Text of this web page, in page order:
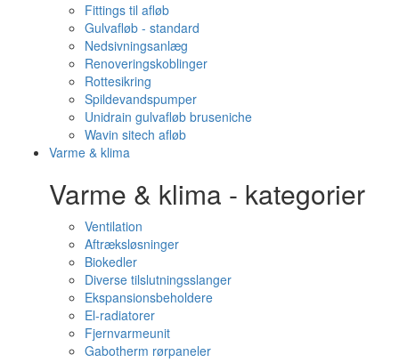
Fittings til afløb
Gulvafløb - standard
Nedsivningsanlæg
Renoveringskoblinger
Rottesikring
Spildevandspumper
Unidrain gulvafløb bruseniche
Wavin sitech afløb
Varme & klima
Varme & klima - kategorier
Ventilation
Aftræksløsninger
Biokedler
Diverse tilslutningsslanger
Ekspansionsbeholdere
El-radiatorer
Fjernvarmeunit
Gabotherm rørpaneler